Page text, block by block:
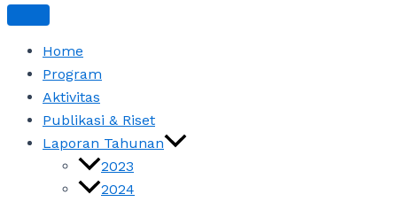
Home
Program
Aktivitas
Publikasi & Riset
Laporan Tahunan
2023
2024